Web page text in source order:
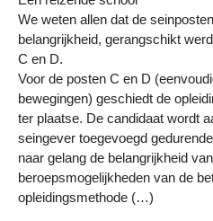
We weten allen dat de
belangrijkheid, gerangschikt
C en D.
Voor de posten C en D
bewegingen) geschiedt de
ter plaatse. De candidaat wordt
seingever toegevoegd
naar gelang de belangrijkheid
beroepsmogelijkheden van de
opleidingsmethode (…)